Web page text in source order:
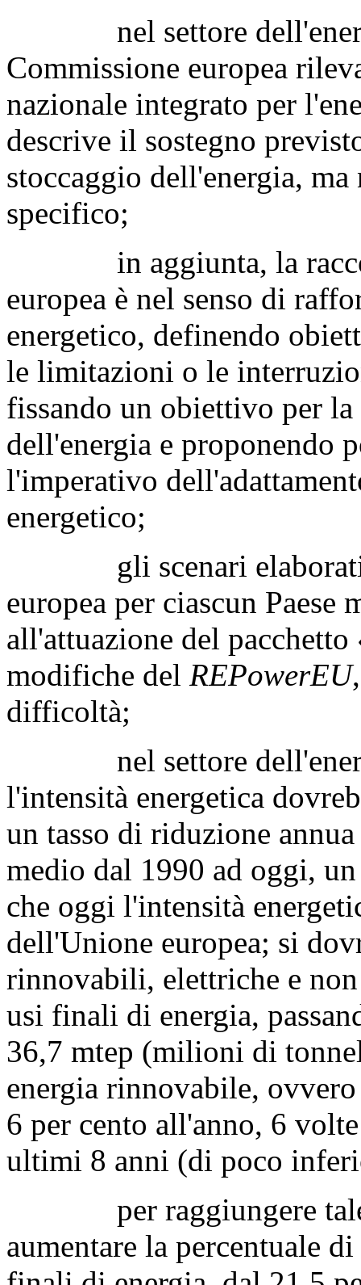
nel settore
Commissione europea
nazionale integrato per
descrive il sostegno
stoccaggio dell'energia,
specifico;
in aggiunta, la
europea è nel senso di
energetico, definendo
le limitazioni o le
fissando un obiettivo per
dell'energia e proponendo
l'imperativo
energetico;
gli scenari elaborati
europea per ciascun Paese
all'attuazione del pacchetto
modifiche del REPowerEU
difficoltà;
nel settore
l'intensità energetica
un tasso di riduzione
medio dal 1990 ad oggi,
che oggi l'intensità
dell'Unione europea; si
rinnovabili, elettriche e
usi finali di energia,
36,7 mtep (milioni di
energia rinnovabile,
6 per cento all'anno, 6
ultimi 8 anni (di poco
per raggiungere tale
aumentare la percentuale